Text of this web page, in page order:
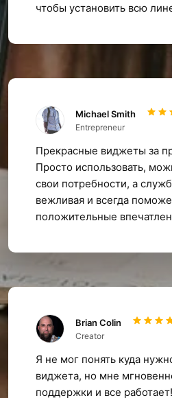
чтобы установить всю
Michael Smith
Entrepreneur
Прекрасные виджеты за
Просто использовать,
свои потребности, а
вежливая и всегда
положительные
Brian Colin
Creator
Я не мог понять куда
виджета, но мне
поддержки и все